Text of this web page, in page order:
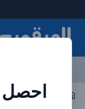
العرقوب -
احصل
مصباح يدوي